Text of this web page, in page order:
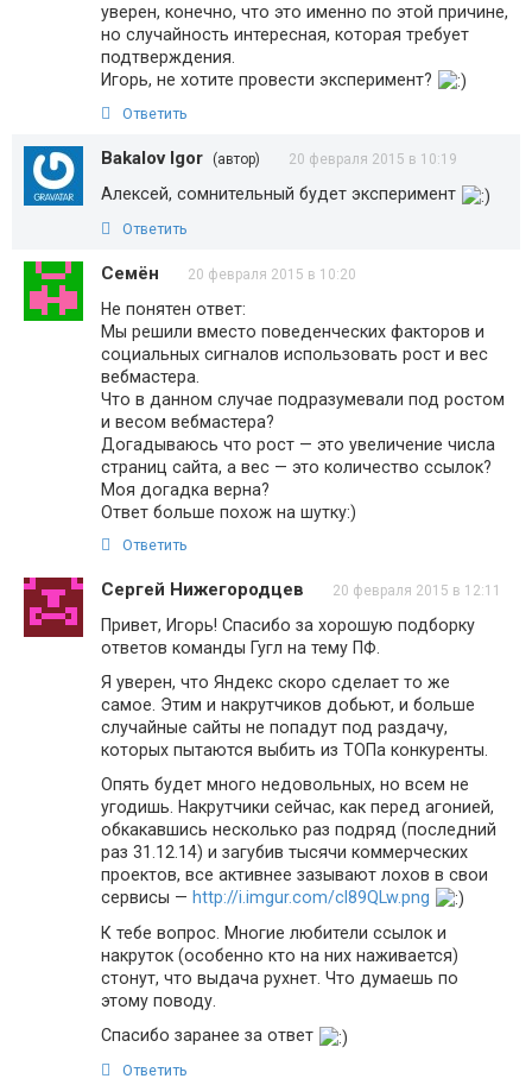
уверен, конечно, что это именно по этой причине,
но случайность интересная, которая требует
подтверждения.
Игорь, не хотите провести эксперимент?
Ответить
Bakalov Igor (автор) 20 февраля 2015 в 10:19
Алексей, сомнительный будет эксперимент
Ответить
Семён 20 февраля 2015 в 10:20
Не понятен ответ:
Мы решили вместо поведенческих факторов и
социальных сигналов использовать рост и вес
вебмастера.
Что в данном случае подразумевали под ростом
и весом вебмастера?
Догадываюсь что рост — это увеличение числа
страниц сайта, а вес — это количество ссылок?
Моя догадка верна?
Ответ больше похож на шутку:)
Ответить
Сергей Нижегородцев 20 февраля 2015 в 12:11
Привет, Игорь! Спасибо за хорошую подборку
ответов команды Гугл на тему ПФ.
Я уверен, что Яндекс скоро сделает то же
самое. Этим и накрутчиков добьют, и больше
случайные сайты не попадут под раздачу,
которых пытаются выбить из ТОПа конкуренты.
Опять будет много недовольных, но всем не
угодишь. Накрутчики сейчас, как перед агонией,
обкакавшись несколько раз подряд (последний
раз 31.12.14) и загубив тысячи коммерческих
проектов, все активнее зазывают лохов в свои
сервисы — http://i.imgur.com/cI89QLw.png
К тебе вопрос. Многие любители ссылок и
накруток (особенно кто на них наживается)
стонут, что выдача рухнет. Что думаешь по
этому поводу.
Спасибо заранее за ответ
Ответить